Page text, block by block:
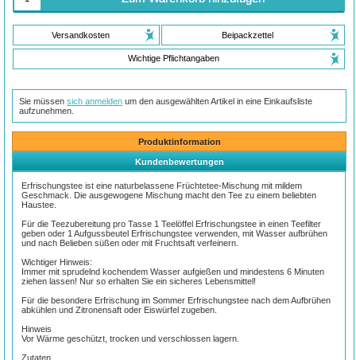
Versandkosten Beipackzettel
Wichtige Pflichtangaben
Sie müssensich anmelden um den ausgewählten Artikel in eine Einkaufsliste
aufzunehmen.
Produktinformation
Kundenbewertungen
Erfrischungstee ist eine naturbelassene Früchtetee-Mischung mit mildem
Geschmack. Die ausgewogene Mischung macht den Tee zu einem beliebten
Haustee.
Für die Teezubereitung pro Tasse 1 Teelöffel Erfrischungstee in einen Teefilter
geben oder 1 Aufgussbeutel Erfrischungstee verwenden, mit Wasser aufbrühen
und nach Belieben süßen oder mit Fruchtsaft verfeinern.
Wichtiger Hinweis:
Immer mit sprudelnd kochendem Wasser aufgießen und mindestens 6 Minuten
ziehen lassen! Nur so erhalten Sie ein sicheres Lebensmittel!
Für die besondere Erfrischung im Sommer Erfrischungstee nach dem Aufbrühen
abkühlen und Zitronensaft oder Eiswürfel zugeben.
Hinweis
Vor Wärme geschützt, trocken und verschlossen lagern.
Zutaten